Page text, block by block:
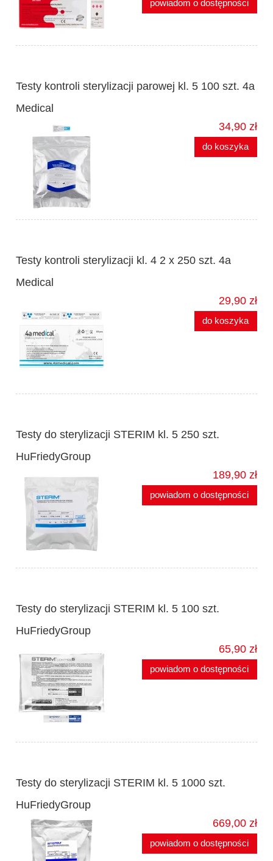
powiadom o dostępności
Testy kontroli sterylizacji parowej kl. 5 100 szt. 4a
Medical
34,90 zł
do koszyka
Testy kontroli sterylizacji kl. 4 2 x 250 szt. 4a
Medical
29,90 zł
do koszyka
Testy do sterylizacji STERIM kl. 5 250 szt.
HuFriedyGroup
189,90 zł
powiadom o dostępności
Testy do sterylizacji STERIM kl. 5 100 szt.
HuFriedyGroup
65,90 zł
powiadom o dostępności
Testy do sterylizacji STERIM kl. 5 1000 szt.
HuFriedyGroup
669,00 zł
powiadom o dostępności